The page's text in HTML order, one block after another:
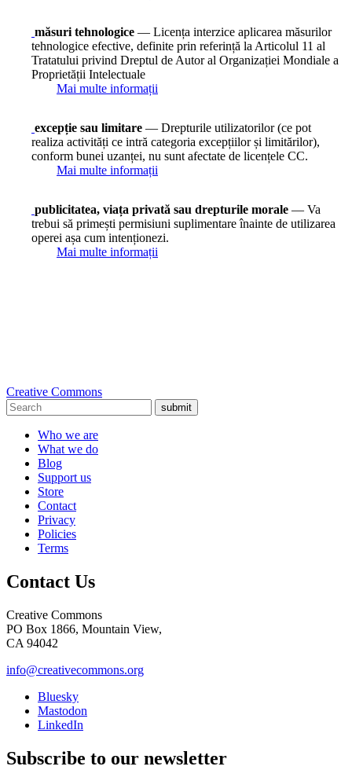
măsuri tehnologice — Licența interzice aplicarea măsurilor
tehnologice efective, definite prin referință la Articolul 11 al
Tratatului privind Dreptul de Autor al Organizației Mondiale a
Proprietății Intelectuale
Mai multe informații
excepție sau limitare — Drepturile utilizatorilor (ce pot
realiza activități ce intră categoria excepțiilor și limitărilor),
conform bunei uzanței, nu sunt afectate de licențele CC.
Mai multe informații
publicitatea, viața privată sau drepturile morale — Va
trebui să primești permisiuni suplimentare înainte de utilizarea
operei așa cum intenționezi.
Mai multe informații
Creative Commons
submit
Who we are
What we do
Blog
Support us
Store
Contact
Privacy
Policies
Terms
Contact Us
Creative Commons
PO Box 1866, Mountain View,
CA 94042
info@creativecommons.org
Bluesky
Mastodon
LinkedIn
Subscribe to our newsletter